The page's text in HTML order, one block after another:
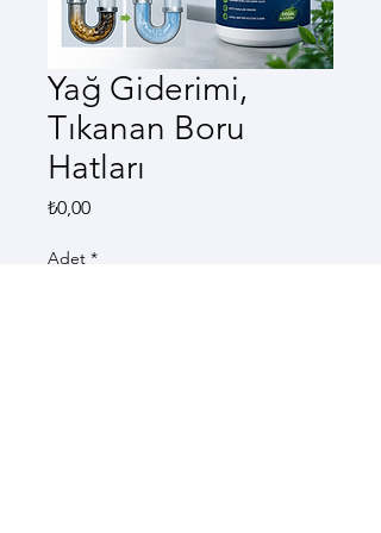
Yağ Giderimi,
Tıkanan Boru
Hatları
₺0,00Fiyat
Adet *